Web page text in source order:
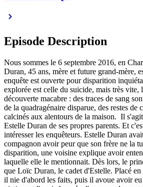
Episode Description
Nous sommes le 6 septembre 2016, en
Duran, 45 ans, mère et future grand-mère,
enquête est ouverte pour disparition
explorée est celle du suicide, mais très vite,
découverte macabre : des traces de sang
de la quadragénaire disparue, des restes de
calcinés aux alentours de la maison. Il
Estelle Duran de ses propres parents. Et
intéresser les enquêteurs. Estelle Duran
compagnon avoir peur que son frère ne la
disparition, une voisine explique avoir
laquelle elle le mentionnait. Dès lors, le
que Loïc Duran, le cadet d'Estelle. Placé
il nie d'abord les faits, puis il avoue avoir